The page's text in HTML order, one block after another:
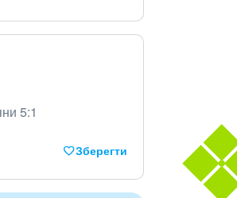
5:1
Зберегти